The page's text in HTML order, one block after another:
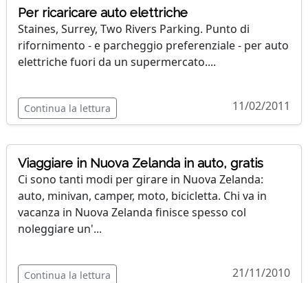
Per ricaricare auto elettriche
Staines, Surrey, Two Rivers Parking. Punto di
rifornimento - e parcheggio preferenziale - per auto
elettriche fuori da un supermercato....
Continua la lettura 11/02/2011
Viaggiare in Nuova Zelanda in auto, gratis
Ci sono tanti modi per girare in Nuova Zelanda:
auto, minivan, camper, moto, bicicletta. Chi va in
vacanza in Nuova Zelanda finisce spesso col
noleggiare un'...
Continua la lettura 21/11/2010